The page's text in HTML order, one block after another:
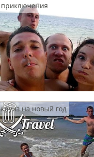
на новый год